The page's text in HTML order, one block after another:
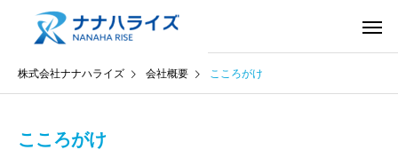
株式会社ナナハライズ 会社概要 こころがけ
こころがけ